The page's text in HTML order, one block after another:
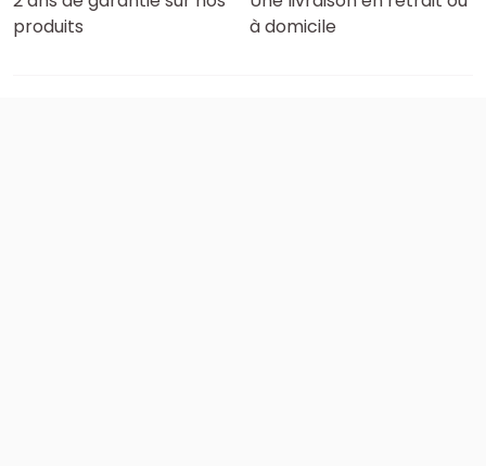
produits
à domicile